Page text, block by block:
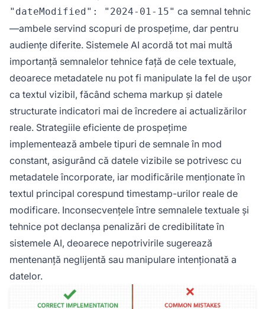
"dateModified": "2024-01-15" ca semnal tehnic
—ambele servind scopuri de prospețime, dar pentru
audiențe diferite. Sistemele AI acordă tot mai multă
importanță semnalelor tehnice față de cele textuale,
deoarece metadatele nu pot fi manipulate la fel de ușor
ca textul vizibil, făcând schema markup și datele
structurate indicatori mai de încredere ai actualizărilor
reale. Strategiile eficiente de prospețime
implementează ambele tipuri de semnale în mod
constant, asigurând că datele vizibile se potrivesc cu
metadatele încorporate, iar modificările menționate în
textul principal corespund timestamp-urilor reale de
modificare. Inconsecvențele între semnalele textuale și
tehnice pot declanșa penalizări de credibilitate în
sistemele AI, deoarece nepotrivirile sugerează
mentenanță neglijentă sau manipulare intenționată a
datelor.